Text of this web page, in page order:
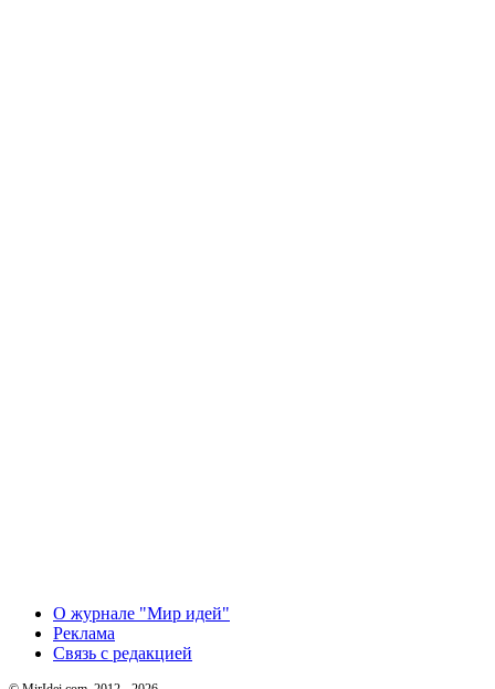
О журнале "Мир идей"
Реклама
Связь с редакцией